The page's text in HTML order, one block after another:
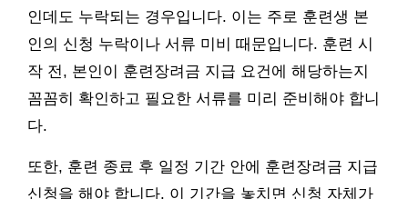
인데도 누락되는 경우입니다. 이는 주로 훈련생 본
인의 신청 누락이나 서류 미비 때문입니다. 훈련 시
작 전, 본인이 훈련장려금 지급 요건에 해당하는지
꼼꼼히 확인하고 필요한 서류를 미리 준비해야 합니
다.
또한, 훈련 종료 후 일정 기간 안에 훈련장려금 지급
신청을 해야 합니다. 이 기간을 놓치면 신청 자체가